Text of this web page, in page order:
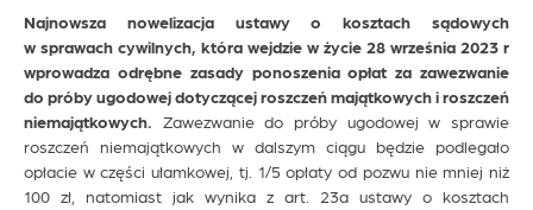
Najnowsza nowelizacja ustawy o kosztach sądowych
w sprawach cywilnych, która wejdzie w życie 28 września 2023 r
wprowadza odrębne zasady ponoszenia opłat za zawezwanie
do próby ugodowej dotyczącej roszczeń majątkowych i roszczeń
niemajątkowych. Zawezwanie do próby ugodowej w sprawie
roszczeń niemajątkowych w dalszym ciągu będzie podlegało
opłacie w części ułamkowej, tj. 1/5 opłaty od pozwu nie mniej niż
100 zł, natomiast jak wynika z art. 23a ustawy o kosztach